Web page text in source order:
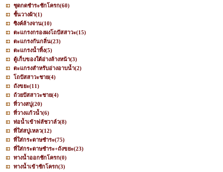
ชุดกดชำระชักโครก(60)
ชั้นวางผ้า(1)
ซิงค์ล้างจาน(10)
ตะแกรงกรองผงโถปัสสาวะ(15)
ตะแกรงกันกลิ่น(23)
ตะแกรงน้ำทิ้ง(5)
ตู้เก็บของใต้อ่างล้างหน้า(3)
ตะแกรงสำหรับอ่างอาบน้ำ(2)
โถปัสสาวะชาย(4)
ถังขยะ(11)
ถ้วยปัสสาวะชาย(4)
ที่วางสบู่(20)
ที่วางแก้วน้ำ(6)
ท่อน้ำเข้าฟลัชวาล์ว(8)
ที่ใส่สบู่เหลว(12)
ที่ใส่กระดาษชำระ(75)
ที่ใส่กระดาษชำระ+ถังขยะ(23)
ทางน้ำออกชักโครก(0)
ทางน้ำเข้าชักโครก(3)